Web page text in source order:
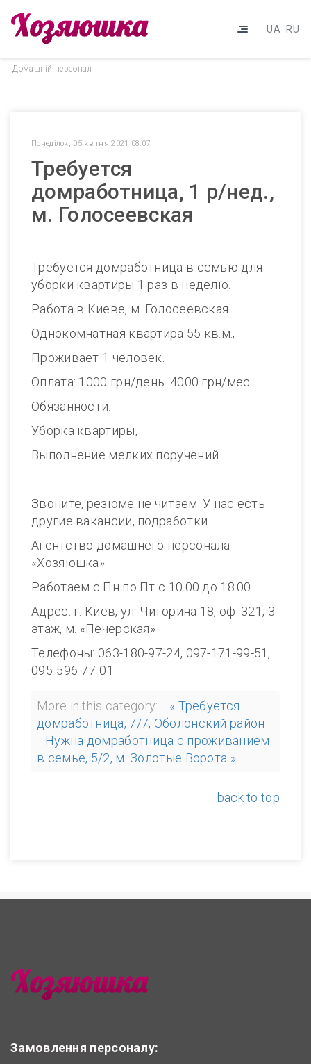
UA RU
Домашнiй персонал
Понеділок, 05 квітня 2021 08:07
Требуется
домработница, 1 р/нед.,
м. Голосеевская
Требуется домработница в семью для
уборки квартиры 1 раз в неделю.
Работа в Киеве, м. Голосеевская
Однокомнатная квартира 55 кв.м.,
Проживает 1 человек.
Оплата: 1000 грн/день. 4000 грн/мес
Обязанности:
Уборка квартиры,
Выполнение мелких поручений.
Звоните, резюме не читаем. У нас есть
другие вакансии, подработки.
Агентство домашнего персонала
«Хозяюшка».
Работаем с Пн по Пт с 10.00 до 18.00
Адрес: г. Киев, ул. Чигорина 18, оф. 321, 3
этаж, м. «Печерская»
Телефоны: 063-180-97-24, 097-171-99-51,
095-596-77-01
More in this category:
« Требуется
домработница, 7/7, Оболонский район
Нужна домработница с проживанием
в семье, 5/2, м. Золотые Ворота »
back to top
Замовлення персоналу: